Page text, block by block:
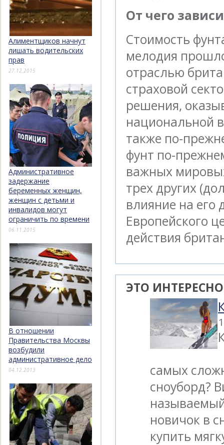
От чего
Стоимость
мелодия
отраслью
страховой
решения,
национальной
также по-
фунт по-
важных
трех других
влияние на его
Европейского
действия
ЭТО ИНТЕРЕСНО
самых
сноуборд?
новичок в
купить
Алиментщиков начнут
лишать водительских
прав
27.12.2015
Административное
задержание
беременных женщин,
женщин с детьми и
инвалидов могут
ограничить по времени
06.11.2015
В отношении
Правительства Москвы
возбудили
административное дело
04.12.2013